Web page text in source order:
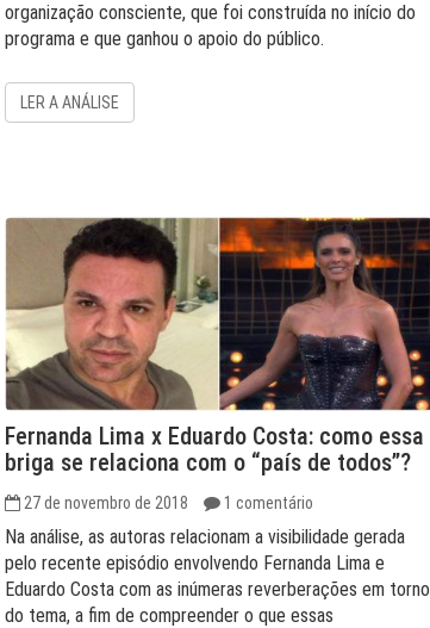
organização consciente, que foi construída no início do
programa e que ganhou o apoio do público.
LER A ANÁLISE
Fernanda Lima x Eduardo Costa: como essa
briga se relaciona com o “país de todos”?
27 de novembro de 2018 1 comentário
Na análise, as autoras relacionam a visibilidade gerada
pelo recente episódio envolvendo Fernanda Lima e
Eduardo Costa com as inúmeras reverberações em torno
do tema, a fim de compreender o que essas